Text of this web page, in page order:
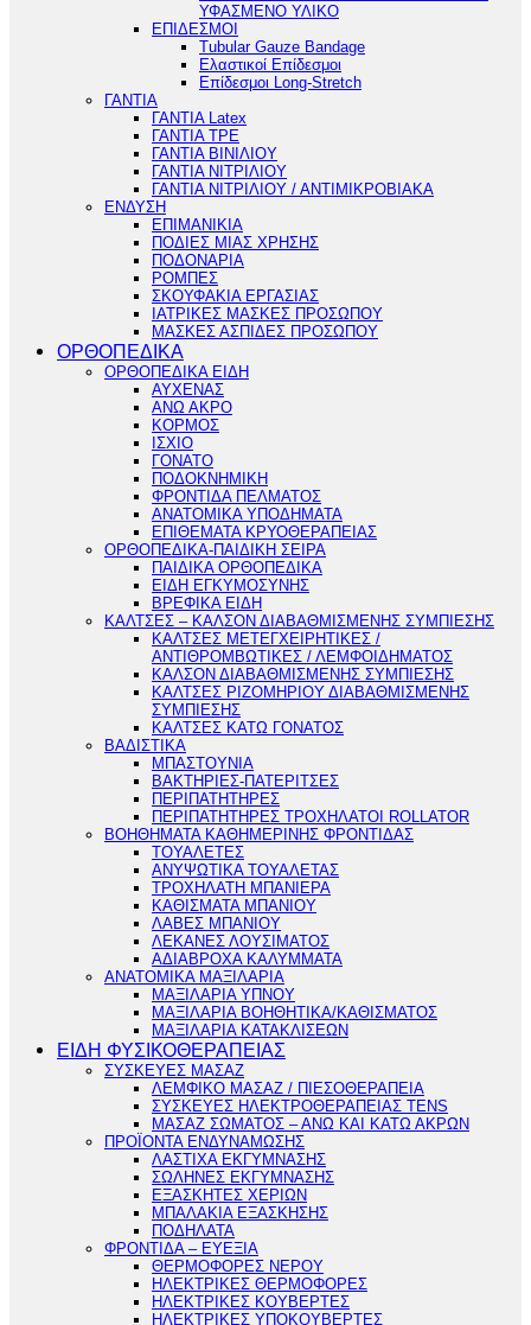
ΥΦΑΣΜΕΝΟ ΥΛΙΚΟ
ΕΠΙΔΕΣΜΟΙ
Tubular Gauze Bandage
Ελαστικοί Επίδεσμοι
Επίδεσμοι Long-Stretch
ΓΑΝΤΙΑ
ΓΑΝΤΙΑ Latex
ΓΑΝΤΙΑ TPE
ΓΑΝΤΙΑ ΒΙΝΙΛΙΟΥ
ΓΑΝΤΙΑ ΝΙΤΡΙΛΙΟΥ
ΓΑΝΤΙΑ ΝΙΤΡΙΛΙΟΥ / ΑΝΤΙΜΙΚΡΟΒΙΑΚΑ
ΕΝΔΥΣΗ
ΕΠΙΜΑΝΙΚΙΑ
ΠΟΔΙΕΣ ΜΙΑΣ ΧΡΗΣΗΣ
ΠΟΔΟΝΑΡΙΑ
ΡΟΜΠΕΣ
ΣΚΟΥΦΑΚΙΑ ΕΡΓΑΣΙΑΣ
ΙΑΤΡΙΚΕΣ ΜΑΣΚΕΣ ΠΡΟΣΩΠΟΥ
ΜΑΣΚΕΣ ΑΣΠΙΔΕΣ ΠΡΟΣΩΠΟΥ
ΟΡΘΟΠΕΔΙΚΑ
ΟΡΘΟΠΕΔΙΚΑ ΕΙΔΗ
ΑΥΧΕΝΑΣ
ΑΝΩ ΑΚΡΟ
ΚΟΡΜΟΣ
ΙΣΧΙΟ
ΓΟΝΑΤΟ
ΠΟΔΟΚΝΗΜΙΚΗ
ΦΡΟΝΤΙΔΑ ΠΕΛΜΑΤΟΣ
ΑΝΑΤΟΜΙΚΑ ΥΠΟΔΗΜΑΤΑ
ΕΠΙΘΕΜΑΤΑ ΚΡΥΟΘΕΡΑΠΕΙΑΣ
ΟΡΘΟΠΕΔΙΚΑ-ΠΑΙΔΙΚΗ ΣΕΙΡΑ
ΠΑΙΔΙΚΑ ΟΡΘΟΠΕΔΙΚΑ
ΕΙΔΗ ΕΓΚΥΜΟΣΥΝΗΣ
ΒΡΕΦΙΚΑ ΕΙΔΗ
ΚΑΛΤΣΕΣ – ΚΑΛΣΟΝ ΔΙΑΒΑΘΜΙΣΜΕΝΗΣ ΣΥΜΠΙΕΣΗΣ
ΚΑΛΤΣΕΣ ΜΕΤΕΓΧΕΙΡΗΤΙΚΕΣ /
ΑΝΤΙΘΡΟΜΒΩΤΙΚΕΣ / ΛΕΜΦΟΙΔΗΜΑΤΟΣ
ΚΑΛΣΟΝ ΔΙΑΒΑΘΜΙΣΜΕΝΗΣ ΣΥΜΠΙΕΣΗΣ
ΚΑΛΤΣΕΣ ΡΙΖΟΜΗΡΙΟΥ ΔΙΑΒΑΘΜΙΣΜΕΝΗΣ
ΣΥΜΠΙΕΣΗΣ
ΚΑΛΤΣΕΣ ΚΑΤΩ ΓΟΝΑΤΟΣ
ΒΑΔΙΣΤΙΚΑ
ΜΠΑΣΤΟΥΝΙΑ
ΒΑΚΤΗΡΙΕΣ-ΠΑΤΕΡΙΤΣΕΣ
ΠΕΡΙΠΑΤΗΤΗΡΕΣ
ΠΕΡΙΠΑΤΗΤΗΡΕΣ ΤΡΟΧΗΛΑΤΟΙ ROLLATOR
ΒΟΗΘΗΜΑΤΑ ΚΑΘΗΜΕΡΙΝΗΣ ΦΡΟΝΤΙΔΑΣ
ΤΟΥΑΛΕΤΕΣ
ΑΝΥΨΩΤΙΚΑ ΤΟΥΑΛΕΤΑΣ
ΤΡΟΧΗΛΑΤΗ ΜΠΑΝΙΕΡΑ
ΚΑΘΙΣΜΑΤΑ ΜΠΑΝΙΟΥ
ΛΑΒΕΣ ΜΠΑΝΙΟΥ
ΛΕΚΑΝΕΣ ΛΟΥΣΙΜΑΤΟΣ
ΑΔΙΑΒΡΟΧΑ ΚΑΛΥΜΜΑΤΑ
ΑΝΑΤΟΜΙΚΑ ΜΑΞΙΛΑΡΙΑ
ΜΑΞΙΛΑΡΙΑ ΥΠΝΟΥ
ΜΑΞΙΛΑΡΙΑ ΒΟΗΘΗΤΙΚΑ/ΚΑΘΙΣΜΑΤΟΣ
ΜΑΞΙΛΑΡΙΑ ΚΑΤΑΚΛΙΣΕΩΝ
ΕΙΔΗ ΦΥΣΙΚΟΘΕΡΑΠΕΙΑΣ
ΣΥΣΚΕΥΕΣ ΜΑΣΑΖ
ΛΕΜΦΙΚΟ ΜΑΣΑΖ / ΠΙΕΣΟΘΕΡΑΠΕΙΑ
ΣΥΣΚΕΥΕΣ ΗΛΕΚΤΡΟΘΕΡΑΠΕΙΑΣ TENS
ΜΑΣΑΖ ΣΩΜΑΤΟΣ – ΑΝΩ ΚΑΙ ΚΑΤΩ ΑΚΡΩΝ
ΠΡΟΪΟΝΤΑ ΕΝΔΥΝΑΜΩΣΗΣ
ΛΑΣΤΙΧΑ ΕΚΓΥΜΝΑΣΗΣ
ΣΩΛΗΝΕΣ ΕΚΓΥΜΝΑΣΗΣ
ΕΞΑΣΚΗΤΕΣ ΧΕΡΙΩΝ
ΜΠΑΛΑΚΙΑ ΕΞΑΣΚΗΣΗΣ
ΠΟΔΗΛΑΤΑ
ΦΡΟΝΤΙΔΑ – ΕΥΕΞΙΑ
ΘΕΡΜΟΦΟΡΕΣ ΝΕΡΟΥ
ΗΛΕΚΤΡΙΚΕΣ ΘΕΡΜΟΦΟΡΕΣ
ΗΛΕΚΤΡΙΚΕΣ ΚΟΥΒΕΡΤΕΣ
ΗΛΕΚΤΡΙΚΕΣ ΥΠΟΚΟΥΒΕΡΤΕΣ